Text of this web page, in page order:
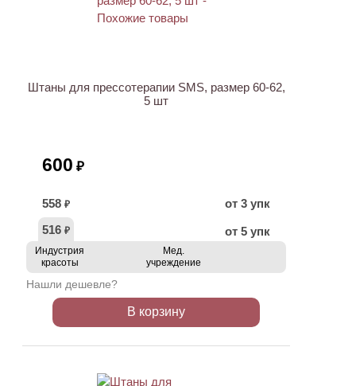
Штаны для прессотерапии SMS, размер 60-62,
5 шт
600 ₽
558 ₽
от 3 упк
516 ₽ от 5 упк
Индустрия
красоты
Мед.
учреждение
Нашли дешевле?
В корзину